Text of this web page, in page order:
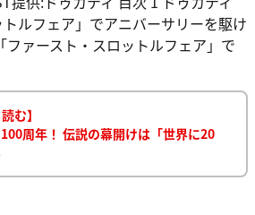
トルフェア」でアニバーサリーを駆け
ファースト・スロットルフェア」で
む】
100周年！ 伝説の幕開けは「世界に20